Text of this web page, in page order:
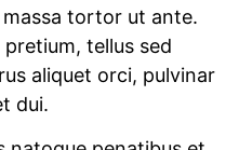
tortor ut ante.
tellus sed
aliquet orci, pulvinar
dui.